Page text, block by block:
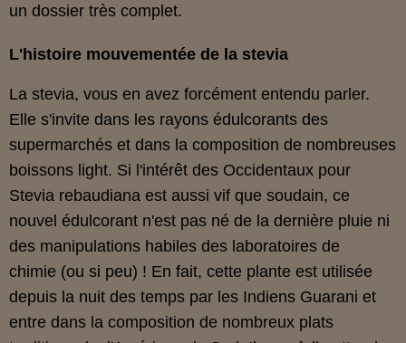
un dossier très complet.
L'histoire mouvementée de la stevia
La stevia, vous en avez forcément entendu parler.
Elle s'invite dans les rayons édulcorants des
supermarchés et dans la composition de nombreuses
boissons light. Si l'intérêt des Occidentaux pour
Stevia rebaudiana est aussi vif que soudain, ce
nouvel édulcorant n'est pas né de la dernière pluie ni
des manipulations habiles des laboratoires de
chimie (ou si peu) ! En fait, cette plante est utilisée
depuis la nuit des temps par les Indiens Guarani et
entre dans la composition de nombreux plats